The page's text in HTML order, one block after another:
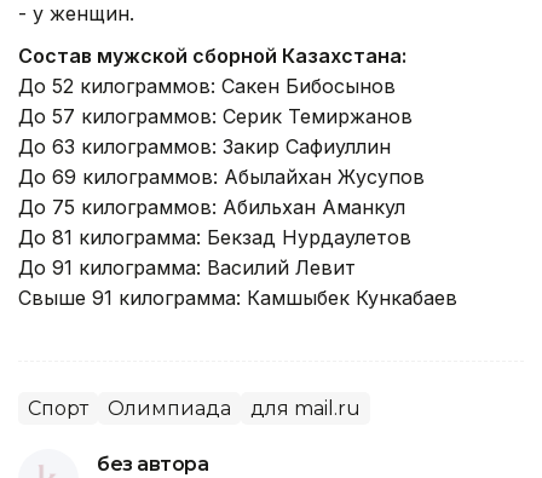
- у женщин.
Состав мужской сборной Казахстана:
До 52 килограммов: Сакен Бибосынов
До 57 килограммов: Серик Темиржанов
До 63 килограммов: Закир Сафиуллин
До 69 килограммов: Абылайхан Жусупов
До 75 килограммов: Абильхан Аманкул
До 81 килограмма: Бекзад Нурдаулетов
До 91 килограмма: Василий Левит
Свыше 91 килограмма: Камшыбек Кункабаев
Спорт Олимпиада для mail.ru
без автора